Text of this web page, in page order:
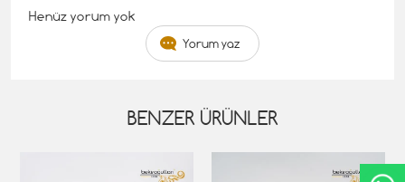
Henüz yorum yok
Yorum yaz
BENZER ÜRÜNLER